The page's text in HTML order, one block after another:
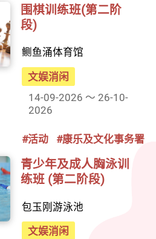
围棋训练班(第二阶
段)
鲗鱼涌体育馆
文娱消闲
14-09-2026 ～ 26-10-
2026
#活动 #康乐及文化事务署
青少年及成人胸泳训
练班 (第二阶段)
包玉刚游泳池
文娱消闲